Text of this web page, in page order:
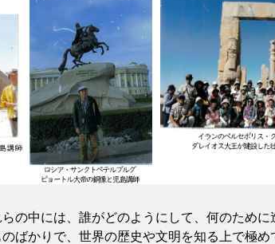
の中には、誰がどのようにして、何のため
ばかりで、世界の歴史や文明を知る上で極